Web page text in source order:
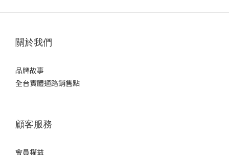
關於我們
品牌故事
全台實體通路銷售點
顧客服務
會員權益